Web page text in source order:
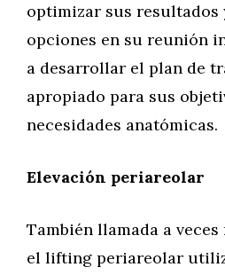
optimizar sus resultados
opciones en su reunión
a desarrollar el plan de
apropiado para sus
necesidades anatómicas.
Elevación periareolar
También llamada a
el lifting periareolar